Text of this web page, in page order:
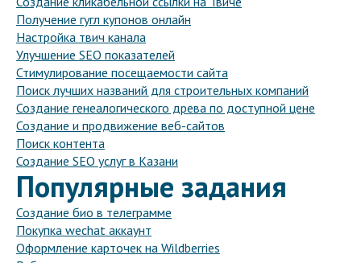
Получение гугл купонов онлайн
Настройка твич канала
Улучшение SEO показателей
Стимулирование посещаемости сайта
Поиск лучших названий для строительных компаний
Создание генеалогического древа по доступной цене
Создание и продвижение веб-сайтов
Поиск контента
Создание SEO услуг в Казани
Популярные задания
Создание био в телеграмме
Покупка wechat аккаунт
Оформление карточек на Wildberries